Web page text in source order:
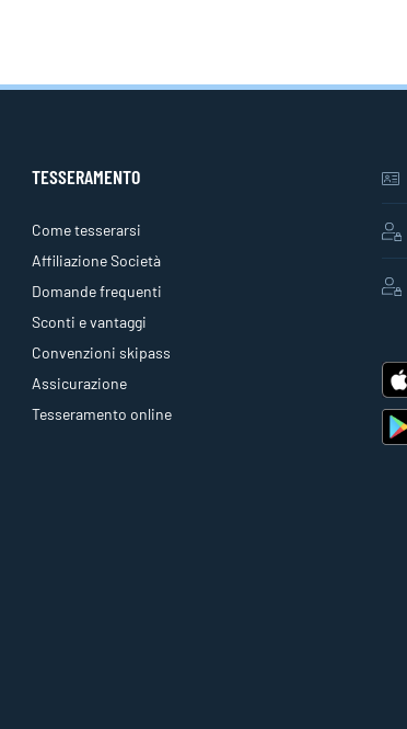
TESSERAMENTO
Come tesserarsi
Affiliazione Società
Domande frequenti
Sconti e vantaggi
Convenzioni skipass
Assicurazione
Tesseramento online